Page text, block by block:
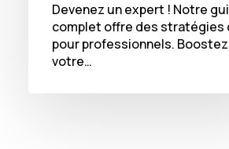
Devenez un expert ! Notre
complet offre des stratégies
pour professionnels. Boostez
votre…